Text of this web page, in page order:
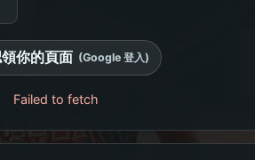
你的頁面 (Google 登入)
Failed to fetch